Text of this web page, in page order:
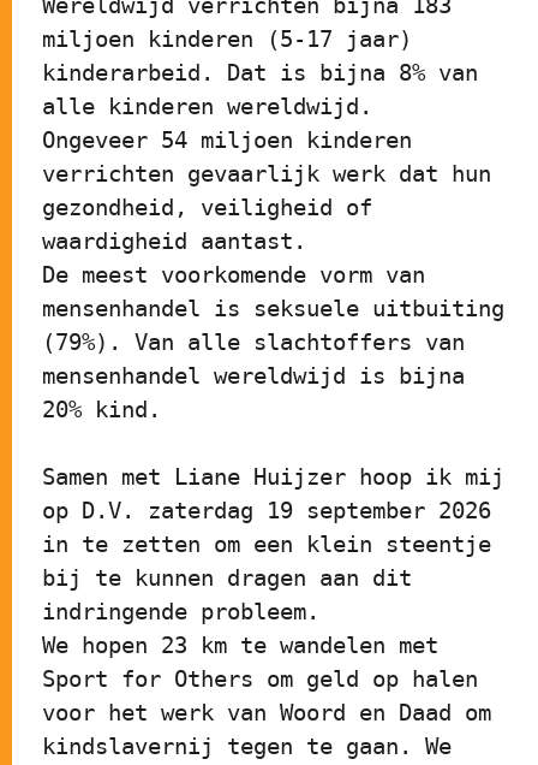
miljoen kinderen (5-17 jaar)
kinderarbeid. Dat is bijna 8% van
alle kinderen wereldwijd.
Ongeveer 54 miljoen kinderen
verrichten gevaarlijk werk dat hun
gezondheid, veiligheid of
waardigheid aantast.
De meest voorkomende vorm van
mensenhandel is seksuele uitbuiting
(79%). Van alle slachtoffers van
mensenhandel wereldwijd is bijna
20% kind.
Samen met Liane Huijzer hoop ik mij
op D.V. zaterdag 19 september 2026
in te zetten om een klein steentje
bij te kunnen dragen aan dit
indringende probleem.
We hopen 23 km te wandelen met
Sport for Others om geld op halen
voor het werk van Woord en Daad om
kindslavernij tegen te gaan. We